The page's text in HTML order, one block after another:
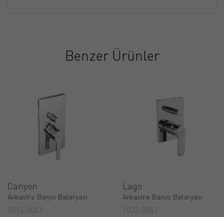
Benzer Ürünler
Canyon
Ankastre Banyo Bataryası
1014-0041
Lago
Ankastre Banyo Bataryası
1032-0041